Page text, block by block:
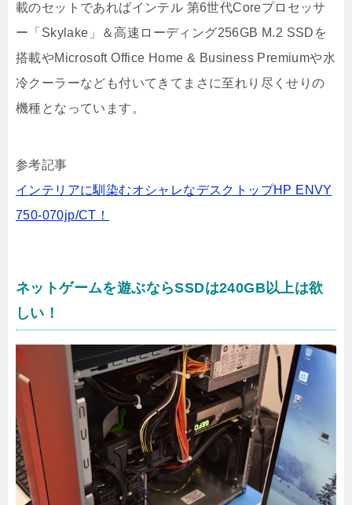
載のセットであればインテル 第6世代Coreプロセッサ
ー「Skylake」＆高速ローディング256GB M.2 SSDを
搭載やMicrosoft Office Home & Business Premiumや水
冷クーラーなども付いてきてまさに至れり尽くせりの
機種となっています。
参考記事
インテリアに馴染むオシャレなデスクトップHP ENVY
750-070jp/CT！
ネットゲームを遊ぶならSSDは240GB以上は欲
しい！